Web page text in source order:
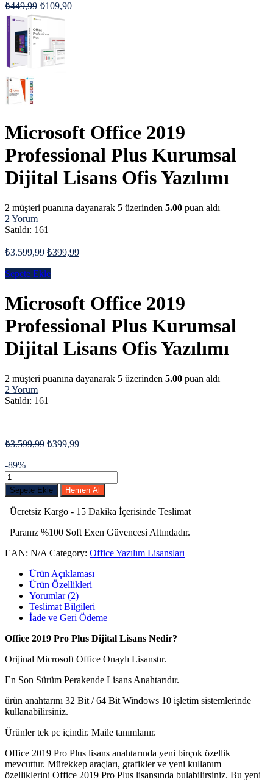
₺449,99 ₺109,90
Microsoft Office 2019
Professional Plus Kurumsal
Dijital Lisans Ofis Yazılımı
2 müşteri puanına dayanarak 5 üzerinden 5.00 puan aldı
2 Yorum
Satıldı: 161
₺3.599,99 ₺399,99
Sepete Ekle
Microsoft Office 2019
Professional Plus Kurumsal
Dijital Lisans Ofis Yazılımı
2 müşteri puanına dayanarak 5 üzerinden 5.00 puan aldı
2 Yorum
Satıldı: 161
₺3.599,99 ₺399,99
-89%
Sepete Ekle Hemen Al
Ücretsiz Kargo - 15 Dakika İçerisinde Teslimat
Paranız %100 Soft Exen Güvencesi Altındadır.
EAN: N/A Category: Office Yazılım Lisansları
Ürün Açıklaması
Ürün Özellikleri
Yorumlar (2)
Teslimat Bilgileri
İade ve Geri Ödeme
Office 2019 Pro Plus Dijital Lisans Nedir?
Orijinal Microsoft Office Onaylı Lisanstır.
En Son Sürüm Perakende Lisans Anahtarıdır.
ürün anahtarını 32 Bit / 64 Bit Windows 10 işletim sistemlerinde
kullanabilirsiniz.
Ürünler tek pc içindir. Maile tanımlanır.
Office 2019 Pro Plus lisans anahtarında yeni birçok özellik
mevcuttur. Mürekkep araçları, grafikler ve yeni kullanım
özelliklerini Office 2019 Pro Plus lisansında bulabilirsiniz. Bu yeni